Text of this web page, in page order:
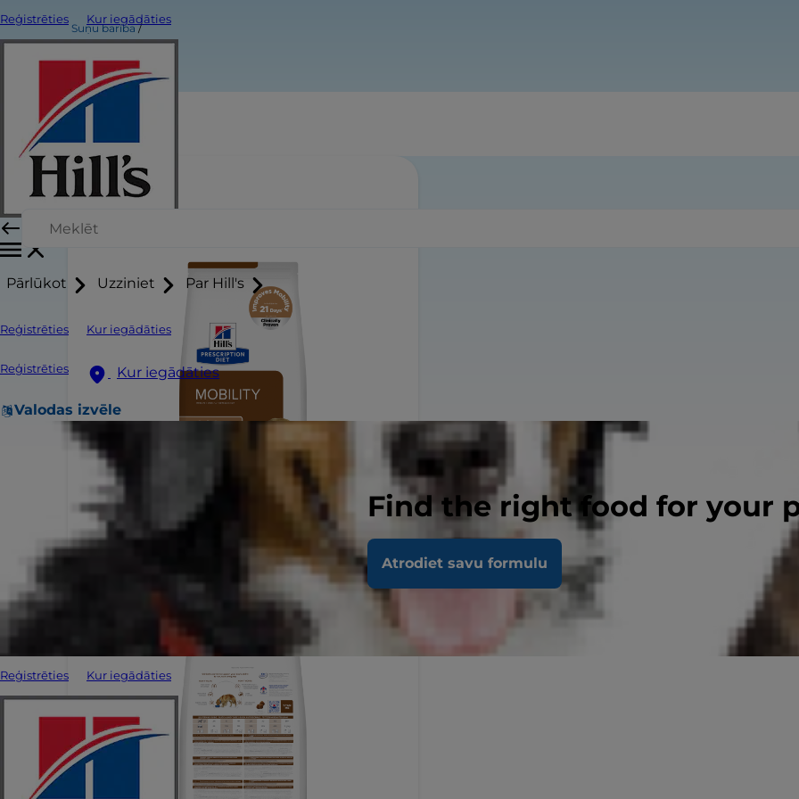
Reģistrēties Kur iegādāties
Pārlūkot Uzziniet Par Hill's
Reģistrēties Kur iegādāties
Reģistrēties Kur iegādāties
Valodas izvēle
Find the right food for your
Atrodiet savu formulu
Reģistrēties Kur iegādāties
Suņu barība